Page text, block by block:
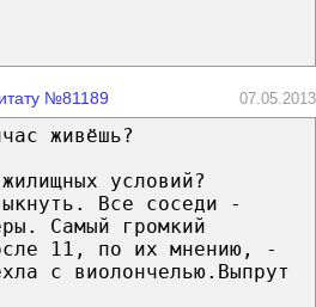
№81189 07.05.2013
живёшь?
условий?
Все соседи -
Самый громкий
11, по их мнению, -
с виолончелью.Выпрут